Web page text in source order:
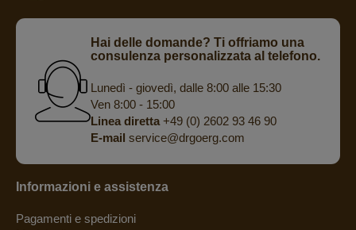
Hai delle domande? Ti offriamo una
consulenza personalizzata al telefono.
Lunedì - giovedì, dalle 8:00 alle 15:30
Ven 8:00 - 15:00
Linea diretta+49 (0) 2602 93 46 90
E-mail service@drgoerg.com
Informazioni e assistenza
Pagamenti e spedizioni